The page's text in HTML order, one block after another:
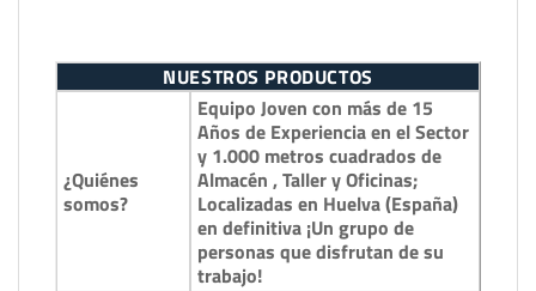
NUESTROS PRODUCTOS
¿Quiénes
somos?
Equipo Joven con más de 15
Años de Experiencia en el Sector
y 1.000 metros cuadrados de
Almacén , Taller y Oficinas;
Localizadas en Huelva (España)
en definitiva ¡Un grupo de
personas que disfrutan de su
trabajo!